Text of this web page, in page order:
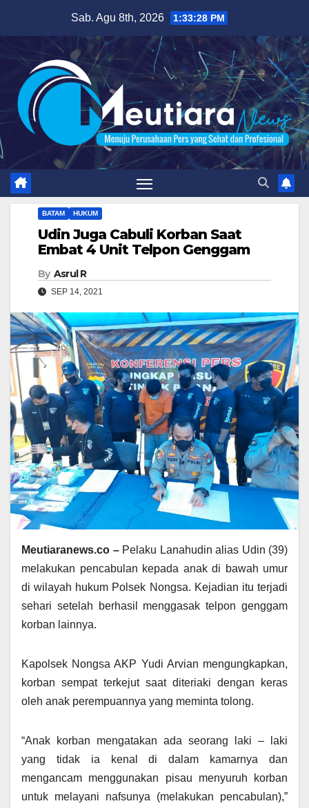
content
Sab. Agu 8th, 2026 1:33:29 PM
BATAM HUKUM
Udin Juga Cabuli Korban Saat
Embat 4 Unit Telpon Genggam
By Asrul R
SEP 14, 2021
Meutiaranews.co – Pelaku Lanahudin alias Udin (39)
melakukan pencabulan kepada anak di bawah umur
di wilayah hukum Polsek Nongsa. Kejadian itu terjadi
sehari setelah berhasil menggasak telpon genggam
korban lainnya.
Kapolsek Nongsa AKP Yudi Arvian mengungkapkan,
korban sempat terkejut saat diteriaki dengan keras
oleh anak perempuannya yang meminta tolong.
“Anak korban mengatakan ada seorang laki – laki
yang tidak ia kenal di dalam kamarnya dan
mengancam menggunakan pisau menyuruh korban
untuk melayani nafsunya (melakukan pencabulan),”